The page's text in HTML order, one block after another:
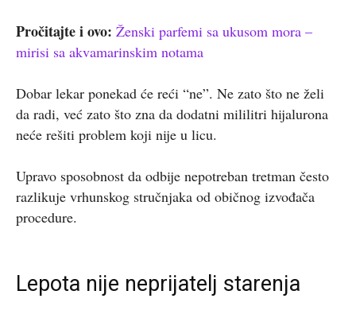
Pročitajte i ovo: Ženski parfemi sa ukusom mora –
mirisi sa akvamarinskim notama
Dobar lekar ponekad će reći “ne”. Ne zato što ne želi
da radi, već zato što zna da dodatni mililitri hijalurona
neće rešiti problem koji nije u licu.
Upravo sposobnost da odbije nepotreban tretman često
razlikuje vrhunskog stručnjaka od običnog izvođača
procedure.
Lepota nije neprijatelj starenja